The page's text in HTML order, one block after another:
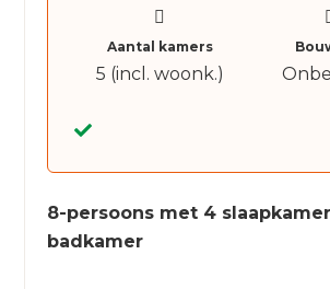
Aantal kamers
5 (incl. woonk.)
8-persoons met 4
badkamer